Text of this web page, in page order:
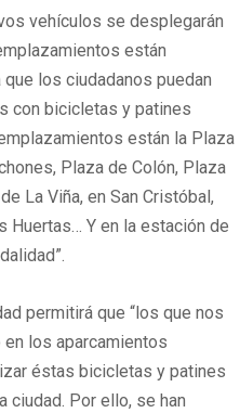
vehículos se desplegarán
están
los ciudadanos puedan
con bicicletas y patines
están la Plaza
Plaza de Colón, Plaza
La Viña, en San Cristóbal,
Huertas… Y en la estación de
permitirá que “los que nos
los aparcamientos
éstas bicicletas y patines
ciudad. Por ello, se han